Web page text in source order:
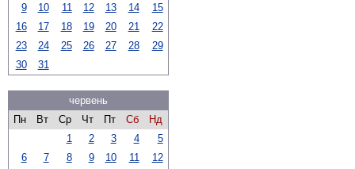
9
10 11 12 13 14
15
16
17 18 19 20 21
22
23
24 25 26 27 28
29
30
31
червень
Пн
Вт Ср Чт Пт Сб
Нд
1
2 3 4
5
6
7 8 9 10 11
12